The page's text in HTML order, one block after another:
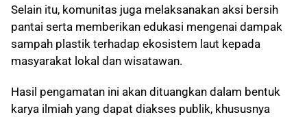
Selain itu, komunitas juga melaksanakan aksi bersih
pantai serta memberikan edukasi mengenai dampak
sampah plastik terhadap ekosistem laut kepada
masyarakat lokal dan wisatawan.
Hasil pengamatan ini akan dituangkan dalam bentuk
karya ilmiah yang dapat diakses publik, khususnya